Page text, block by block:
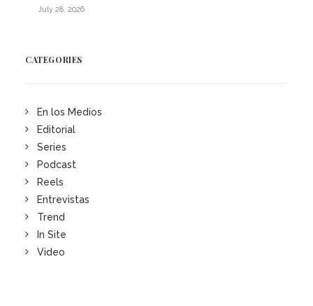
July 28, 2026
CATEGORIES
En los Medios
Editorial
Series
Podcast
Reels
Entrevistas
Trend
In Site
Video